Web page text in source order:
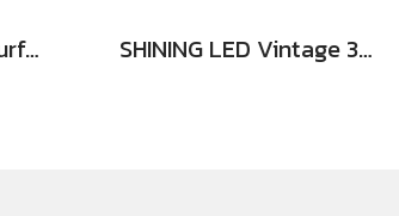
SHINING Downlight Surface E27 Base 4นิ้ว สีขาว, สีดำ SHINING LED Vintage 3W E14